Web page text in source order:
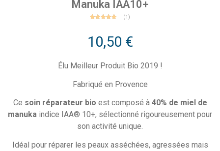
Manuka IAA10+
basé
sur
notation
(1 )
10,50 €
Élu Meilleur Produit Bio 2019 !
Fabriqué en Provence
Ce soin réparateur bio est composé à 40% de miel de
manuka indice IAA® 10+, sélectionné rigoureusement pour
son activité unique.
Idéal pour réparer les peaux asséchées, agressées mais